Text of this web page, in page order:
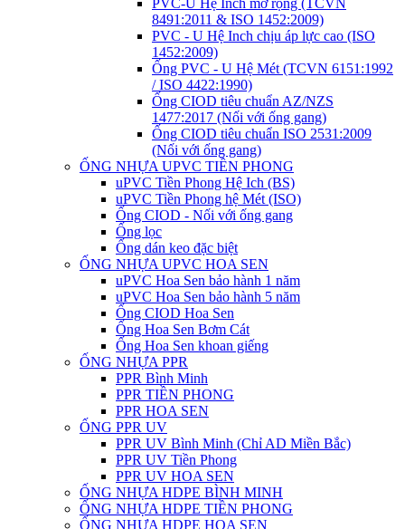
PVC-U Hệ Inch mở rộng (TCVN
8491:2011 & ISO 1452:2009)
PVC - U Hệ Inch chịu áp lực cao (ISO
1452:2009)
Ống PVC - U Hệ Mét (TCVN 6151:1992
/ ISO 4422:1990)
Ống CIOD tiêu chuẩn AZ/NZS
1477:2017 (Nối với ống gang)
Ống CIOD tiêu chuẩn ISO 2531:2009
(Nối với ống gang)
ỐNG NHỰA UPVC TIỀN PHONG
uPVC Tiền Phong Hệ Ich (BS)
uPVC Tiền Phong hệ Mét (ISO)
Ống CIOD - Nối với ống gang
Ống lọc
Ống dán keo đặc biệt
ỐNG NHỰA UPVC HOA SEN
uPVC Hoa Sen bảo hành 1 năm
uPVC Hoa Sen bảo hành 5 năm
Ống CIOD Hoa Sen
Ống Hoa Sen Bơm Cát
Ống Hoa Sen khoan giếng
ỐNG NHỰA PPR
PPR Bình Minh
PPR TIỀN PHONG
PPR HOA SEN
ỐNG PPR UV
PPR UV Bình Minh (Chỉ AD Miền Bắc)
PPR UV Tiền Phong
PPR UV HOA SEN
ỐNG NHỰA HDPE BÌNH MINH
ỐNG NHỰA HDPE TIỀN PHONG
ỐNG NHỰA HDPE HOA SEN